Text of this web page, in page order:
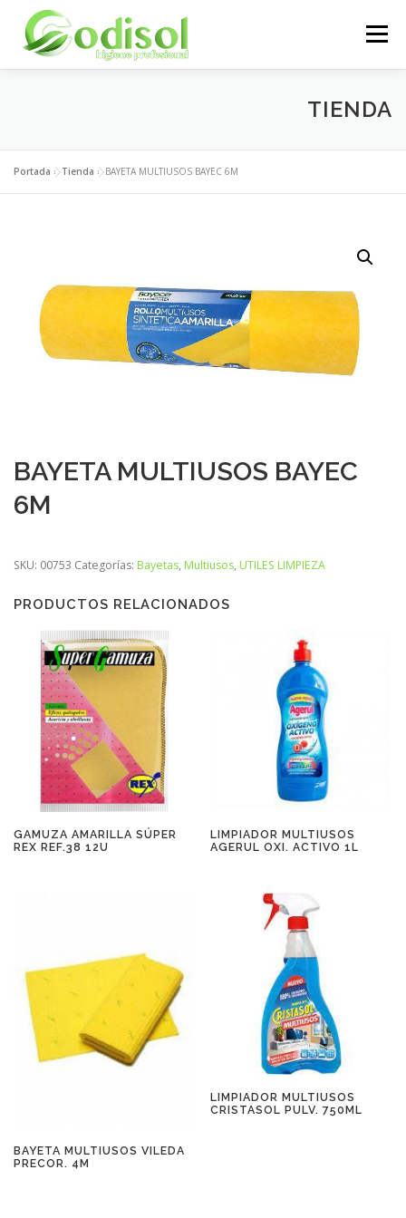
contenido
Menú
ÁREA CLIENTES CONTACTO
TIENDA
Portada »Tienda »BAYETA MULTIUSOS BAYEC 6M
BAYETA MULTIUSOS BAYEC
6M
SKU: 00753 Categorías: Bayetas, Multiusos, UTILES LIMPIEZA
PRODUCTOS RELACIONADOS
GAMUZA AMARILLA SÚPER
REX REF.38 12U
LIMPIADOR MULTIUSOS
AGERUL OXI. ACTIVO 1L
BAYETA MULTIUSOS VILEDA
PRECOR. 4M
LIMPIADOR MULTIUSOS
CRISTASOL PULV. 750ML